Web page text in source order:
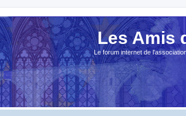
Les Amis
Le forum internet de